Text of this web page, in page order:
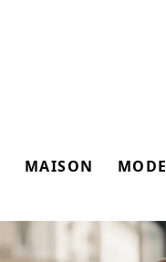
MAISON MODE